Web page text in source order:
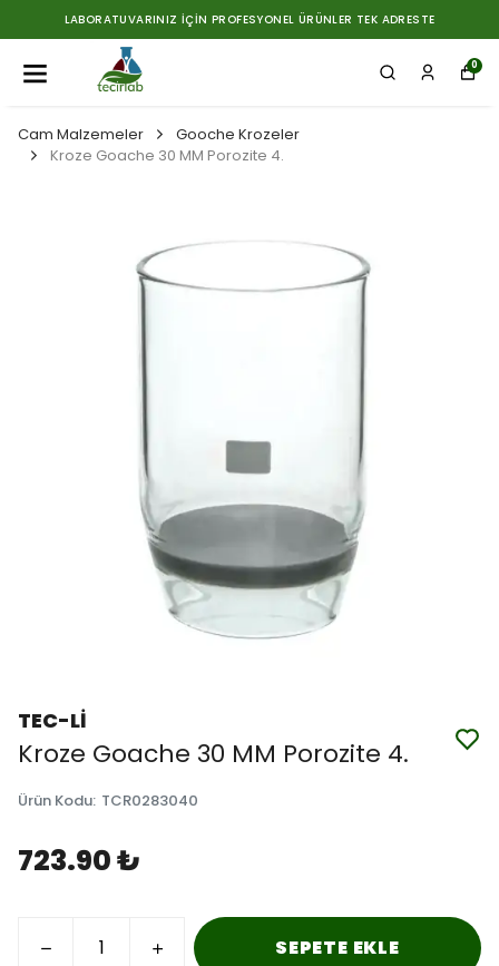
LABORATUVARINIZ İÇIN PROFESYONEL ÜRÜNLER TEK ADRESTE
0
Cam Malzemeler
Gooche Krozeler
Kroze Goache 30 MM Porozite 4.
TEC-Lİ
Kroze Goache 30 MM Porozite 4.
Ürün Kodu: TCR0283040
723.90 ₺
SEPETE EKLE